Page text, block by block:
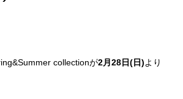
collectionが2月28日(日)より